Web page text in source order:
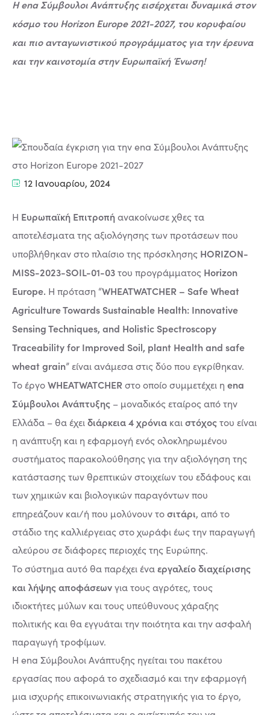
Η ena Σύμβουλοι Ανάπτυξης εισέρχεται δυναμικά στον
κόσμο του Horizon Europe 2021-2027, του κορυφαίου
και πιο ανταγωνιστικού προγράμματος για την έρευνα
και την καινοτομία στην Ευρωπαϊκή Ένωση!
12 Ιανουαρίου, 2024
Η Ευρωπαϊκή Επιτροπήανακοίνωσε χθες τα
αποτελέσματα της αξιολόγησης των προτάσεων που
υποβλήθηκαν στο πλαίσιο της πρόσκλησης HORIZON-
MISS-2023-SOIL-01-03του προγράμματος Horizon
Europe. Η πρόταση “WHEATWATCHER – Safe Wheat
Agriculture Towards Sustainable Health: Innovative
Sensing Techniques, and Holistic Spectroscopy
Traceability for Improved Soil, plant Health and safe
wheat grain” είναι ανάμεσα στις δύο που εγκρίθηκαν.
Το έργοWHEATWATCHERστο οποίο συμμετέχει η ena
Σύμβουλοι Ανάπτυξης – μοναδικός εταίρος από την
Ελλάδα – θα έχειδιάρκεια 4 χρόνια καιστόχοςτου είναι
η ανάπτυξη και η εφαρμογή ενός ολοκληρωμένου
συστήματος παρακολούθησης για την αξιολόγηση της
κατάστασης των θρεπτικών στοιχείων του εδάφους και
των χημικών και βιολογικών παραγόντων που
επηρεάζουν και/ή που μολύνουν τοσιτάρι, από το
στάδιο της καλλιέργειας στο χωράφι έως την παραγωγή
αλεύρου σε διάφορες περιοχές της Ευρώπης.
Το σύστημα αυτό θα παρέχει έναεργαλείο διαχείρισης
και λήψης αποφάσεωνγια τους αγρότες, τους
ιδιοκτήτες μύλων και τους υπεύθυνους χάραξης
πολιτικής και θα εγγυάται την ποιότητα και την ασφαλή
παραγωγή τροφίμων.
Η ena Σύμβουλοι Ανάπτυξης ηγείται του πακέτου
εργασίας που αφορά το σχεδιασμό και την εφαρμογή
μια ισχυρής επικοινωνιακής στρατηγικής για το έργο,